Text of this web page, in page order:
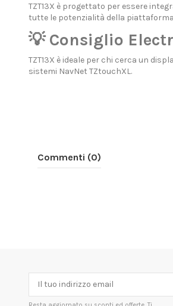
TZT13X è progettato per essere
tutte le potenzialità della
💡 Consiglio
TZT13X è ideale per chi cerca un
sistemi NavNet TZtouchXL.
Commenti (0)